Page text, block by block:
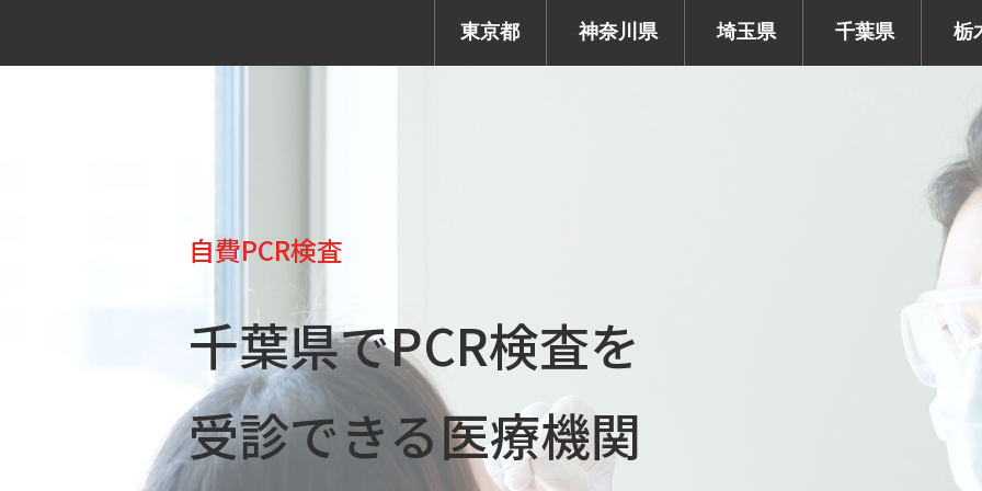
東京都 神奈川県 埼玉県 千葉県 栃
自費PCR検査
千葉県でPCR検査を
受診できる医療機関